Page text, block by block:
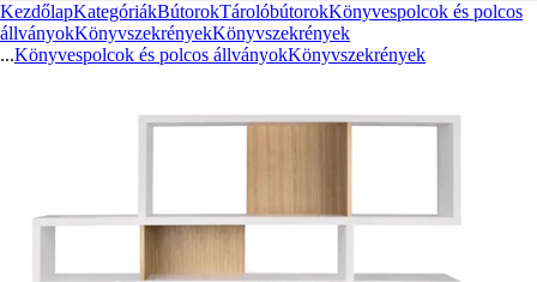
KezdőlapKategóriákBútorokTárolóbútorokKönyvespolcok és polcos
állványokKönyvszekrényekKönyvszekrények
...Könyvespolcok és polcos állványokKönyvszekrények